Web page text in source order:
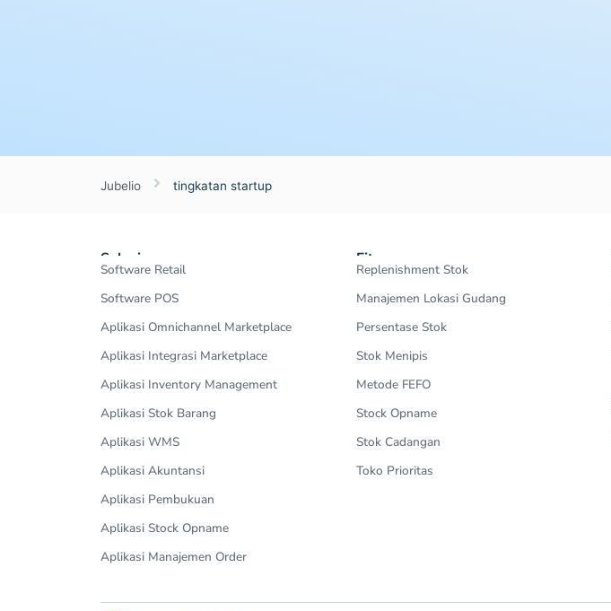
Jubelio tingkatan startup
Solusi
Software Retail
Software POS
Aplikasi Omnichannel Marketplace
Aplikasi Integrasi Marketplace
Aplikasi Inventory Management
Aplikasi Stok Barang
Aplikasi WMS
Aplikasi Akuntansi
Aplikasi Pembukuan
Aplikasi Stock Opname
Aplikasi Manajemen Order
Fitur
Replenishment Stok
Manajemen Lokasi Gudang
Persentase Stok
Stok Menipis
Metode FEFO
Stock Opname
Stok Cadangan
Toko Prioritas